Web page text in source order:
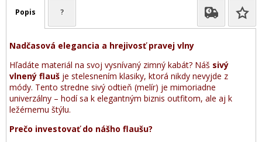
Popis ?
Nadčasová elegancia a hrejivosť pravej vlny
Hľadáte materiál na svoj vysnívaný zimný kabát? Náš sivý
vlnený flauš je stelesnením klasiky, ktorá nikdy nevyjde z
módy. Tento stredne sivý odtieň (melír) je mimoriadne
univerzálny – hodí sa k elegantným biznis outfitom, ale aj k
ležérnemu štýlu.
Prečo investovať do nášho flaušu?